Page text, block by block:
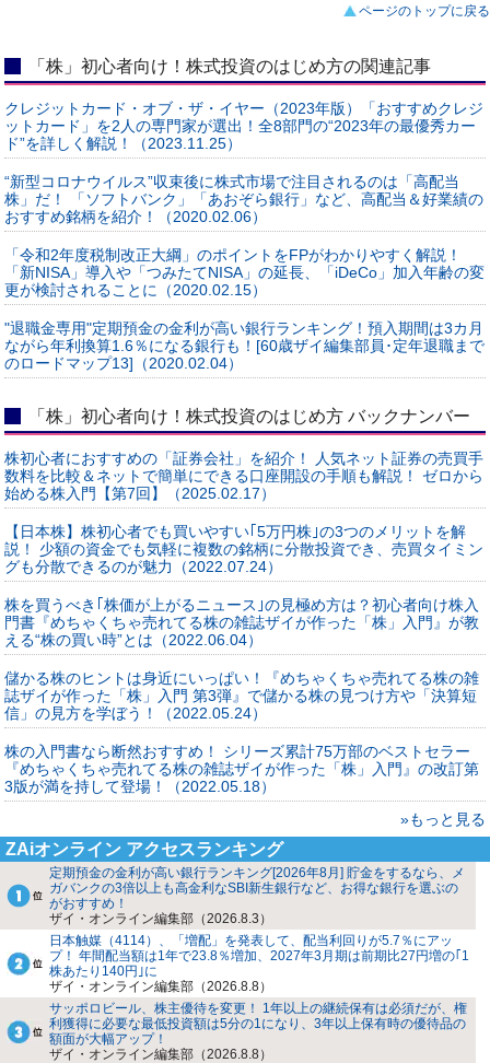
ページのトップに戻る
「株」初心者向け！株式投資のはじめ方の関連記事
クレジットカード・オブ・ザ・イヤー（2023年版）「おすすめクレジ
ットカード」を2人の専門家が選出！全8部門の“2023年の最優秀カー
ド”を詳しく解説！（2023.11.25）
“新型コロナウイルス”収束後に株式市場で注目されるのは「高配当
株」だ！ 「ソフトバンク」「あおぞら銀行」など、高配当＆好業績の
おすすめ銘柄を紹介！（2020.02.06）
「令和2年度税制改正大綱」のポイントをFPがわかりやすく解説！
「新NISA」導入や「つみたてNISA」の延長、「iDeCo」加入年齢の変
更が検討されることに（2020.02.15）
"退職金専用"定期預金の金利が高い銀行ランキング！預入期間は3カ月
ながら年利換算1.6％になる銀行も！[60歳ザイ編集部員･定年退職まで
のロードマップ13]（2020.02.04）
「株」初心者向け！株式投資のはじめ方 バックナンバー
株初心者におすすめの「証券会社」を紹介！ 人気ネット証券の売買手
数料を比較＆ネットで簡単にできる口座開設の手順も解説！ ゼロから
始める株入門【第7回】（2025.02.17）
【日本株】株初心者でも買いやすい｢5万円株｣の3つのメリットを解
説！ 少額の資金でも気軽に複数の銘柄に分散投資でき、売買タイミン
グも分散できるのが魅力（2022.07.24）
株を買うべき｢株価が上がるニュース｣の見極め方は？初心者向け株入
門書『めちゃくちゃ売れてる株の雑誌ザイが作った「株」入門』が教
える“株の買い時”とは（2022.06.04）
儲かる株のヒントは身近にいっぱい！『めちゃくちゃ売れてる株の雑
誌ザイが作った「株」入門 第3弾』で儲かる株の見つけ方や「決算短
信」の見方を学ぼう！（2022.05.24）
株の入門書なら断然おすすめ！ シリーズ累計75万部のベストセラー
『めちゃくちゃ売れてる株の雑誌ザイが作った「株」入門』の改訂第
3版が満を持して登場！（2022.05.18）
»もっと見る
ZAiオンライン アクセスランキング
定期預金の金利が高い銀行ランキング[2026年8月] 貯金をするなら、メ
ガバンクの3倍以上も高金利なSBI新生銀行など、お得な銀行を選ぶの
がおすすめ！
ザイ・オンライン編集部（2026.8.3）
日本触媒（4114）、「増配」を発表して、配当利回りが5.7％にアッ
プ！ 年間配当額は1年で23.8％増加、2027年3月期は前期比27円増の｢1
株あたり140円｣に
ザイ・オンライン編集部（2026.8.8）
サッポロビール、株主優待を変更！ 1年以上の継続保有は必須だが、権
利獲得に必要な最低投資額は5分の1になり、3年以上保有時の優待品の
額面が大幅アップ！
ザイ・オンライン編集部（2026.8.8）